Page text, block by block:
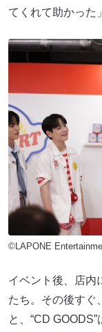
てくれて助かった
©LAPONE
イベント後、店内
たち。その後すぐ
と、“CD